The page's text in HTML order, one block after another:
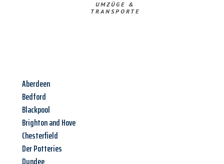
UMZÜGE &
TRANSPORTE
Aberdeen
Bedford
Blackpool
Brighton and Hove
Chesterfield
Der Potteries